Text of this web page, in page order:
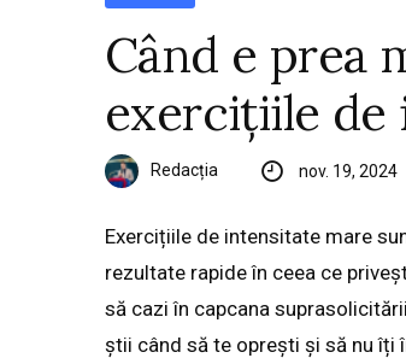
Când e prea
exercițiile de
Redacția nov. 19, 2024
Exercițiile de intensitate mare
rezultate rapide în ceea ce
să cazi în capcana
știi când să te oprești și să nu îți